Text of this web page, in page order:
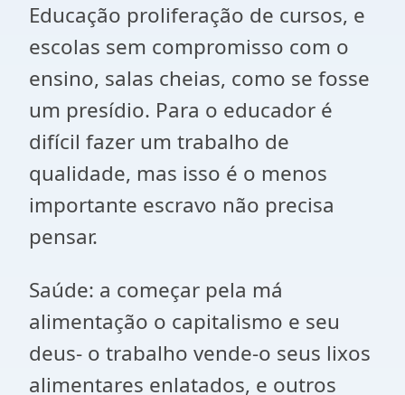
Educação proliferação de cursos, e
escolas sem compromisso com o
ensino, salas cheias, como se fosse
um presídio. Para o educador é
difícil fazer um trabalho de
qualidade, mas isso é o menos
importante escravo não precisa
pensar.
Saúde: a começar pela má
alimentação o capitalismo e seu
deus- o trabalho vende-o seus lixos
alimentares enlatados, e outros